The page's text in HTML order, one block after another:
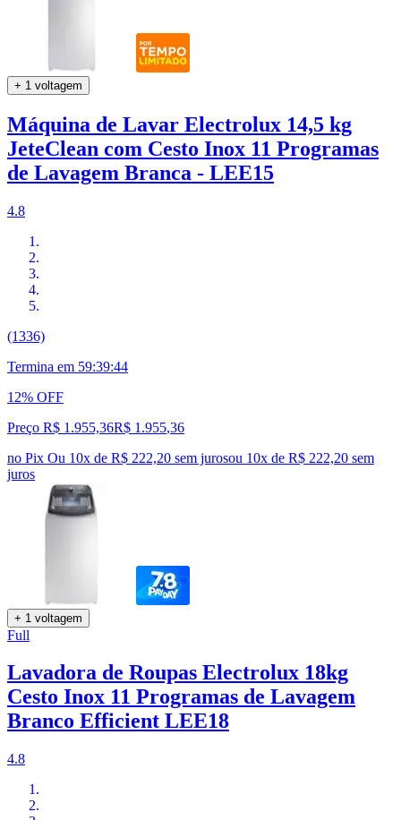
+ 1 voltagem
Máquina de Lavar Electrolux 14,5 kg
JeteClean com Cesto Inox 11 Programas
de Lavagem Branca - LEE15
4.8
(1336)
Termina em 59:39:44
12% OFF
Preço R$ 1.955,36R$ 1.955,36
no Pix Ou 10x de R$ 222,20 sem jurosou 10x de R$ 222,20 sem
juros
+ 1 voltagem
Full
Lavadora de Roupas Electrolux 18kg
Cesto Inox 11 Programas de Lavagem
Branco Efficient LEE18
4.8